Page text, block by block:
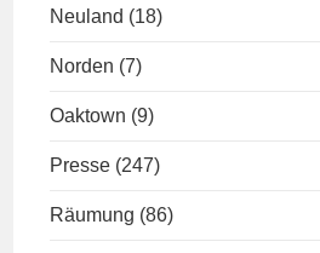
Neuland (18)
Norden (7)
Oaktown (9)
Presse (247)
Räumung (86)